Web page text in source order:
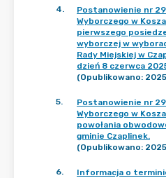
4.
Postanowienie nr
Wyborczego w
pierwszego
wyborczej w
Rady Miejskiej w
dzień 8 czerwca
(Opublikowano:
5.
Postanowienie nr
Wyborczego w
powołania
gminie Czaplinek.
(Opublikowano:
6.
Informacja o